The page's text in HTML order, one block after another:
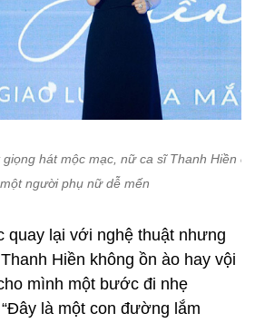
hát mộc mạc, nữ ca sĩ Thanh Hiền
một người phụ nữ dễ mến
quay lại với nghệ thuật nhưng
Hiền không ồn ào hay vội
mình một bước đi nhẹ
là một con đường lắm